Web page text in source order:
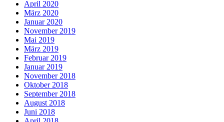
April 2020
März 2020
Januar 2020
November 2019
Mai 2019
März 2019
Februar 2019
Januar 2019
November 2018
Oktober 2018
September 2018
August 2018
Juni 2018